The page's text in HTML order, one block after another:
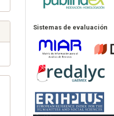
Sistemas de evaluación